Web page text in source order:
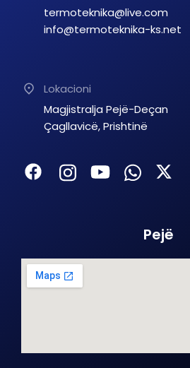
termoteknika@live.com
info@termoteknika-ks.net
Lokacioni
Magjistralja Pejë-Deçan
Çagllavicë, Prishtinë
Pejë